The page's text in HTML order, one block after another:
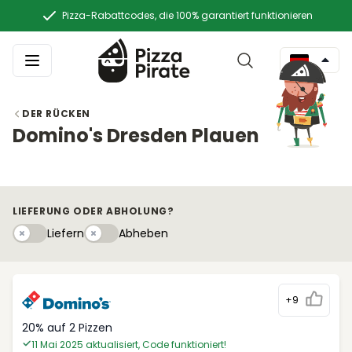
Pizza-Rabattcodes, die 100% garantiert funktionieren
DER RÜCKEN
Domino's Dresden Plauen
LIEFERUNG ODER ABHOLUNG?
LiefernLiefernAbhebeny
Abheben
+9
20% auf 2 Pizzen
11 Mai 2025 aktualisiert, Code funktioniert!